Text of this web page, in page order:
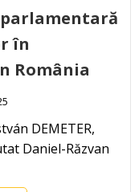
în
România
DEMETER,
Daniel-Răzvan